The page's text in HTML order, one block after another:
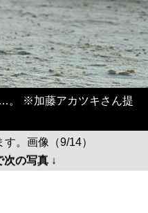
。 ※加藤アカツキさん提
。画像（9/14）
次の写真 ↓